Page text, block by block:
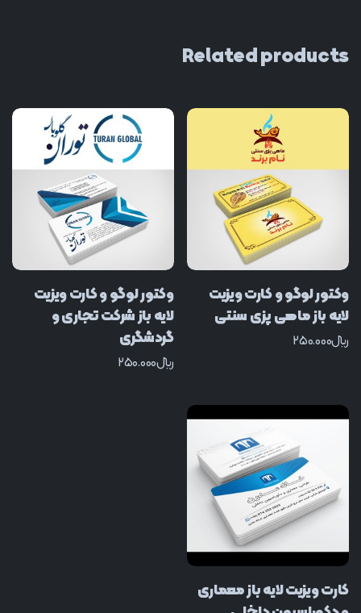
Related products
وکتور لوگو و کارت ویزیت
لایه باز ماهی پزی سنتی
﷼250.000
وکتور لوگو و کارت ویزیت
لایه باز شرکت تجاری و
گردشگری
﷼250.000
کارت ویزیت لایه باز معماری